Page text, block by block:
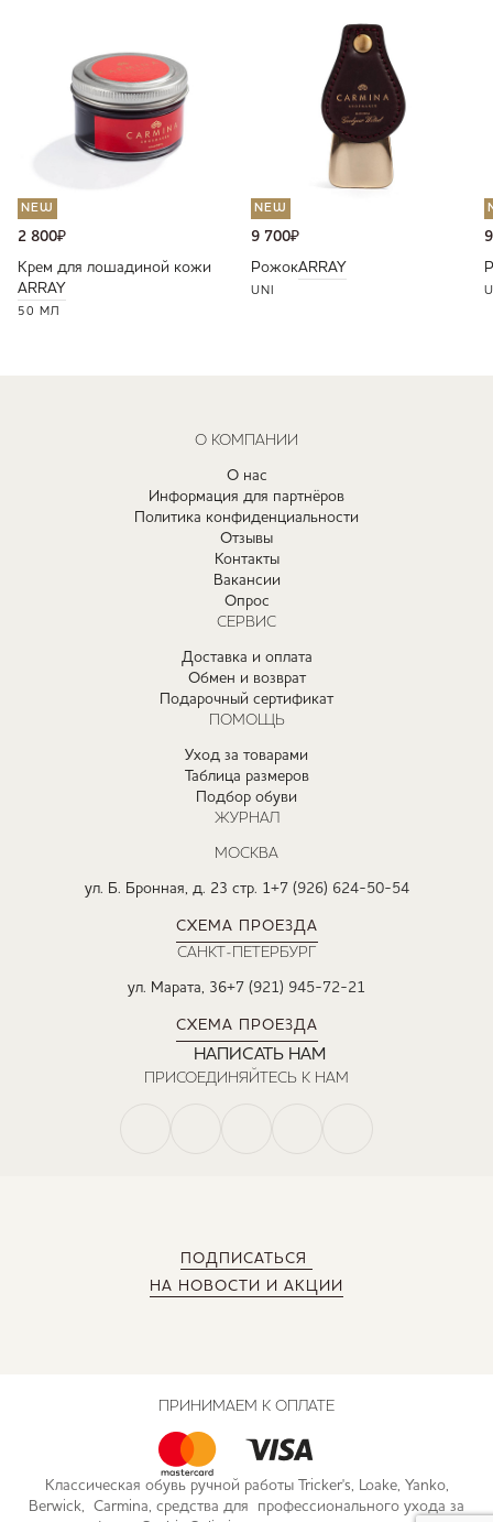
NEW
2 800₽
Крем для лошадиной кожи
ARRAY
50 МЛ
NEW
9 700₽
РожокARRAY
UNI
ПОДПИСАТЬСЯ
НА НОВОСТИ И АКЦИИ
О КОМПАНИИ
О нас
Информация для партнёров
Политика конфиденциальности
Отзывы
Контакты
Вакансии
Опрос
СЕРВИС
Доставка и оплата
Обмен и возврат
Подарочный сертификат
ПОМОЩЬ
Уход за товарами
Таблица размеров
Подбор обуви
ЖУРНАЛ
МОСКВА
ул. Б. Бронная, д. 23 стр. 1+7 (926) 624-50-54
СХЕМА ПРОЕЗДА
САНКТ-ПЕТЕРБУРГ
ул. Марата, 36+7 (921) 945-72-21
СХЕМА ПРОЕЗДА
НАПИСАТЬ НАМ
ПРИСОЕДИНЯЙТЕСЬ К НАМ
Классическая обувь ручной работы Tricker's, Loake, Yanko,
Berwick, Carmina, средства для профессионального ухода за
ПРИНИМАЕМ К ОПЛАТЕ